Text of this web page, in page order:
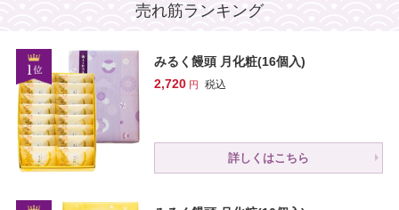
売れ筋ランキング
みるく饅頭 月化粧(16個入)
2,720
税込
詳しくはこちら